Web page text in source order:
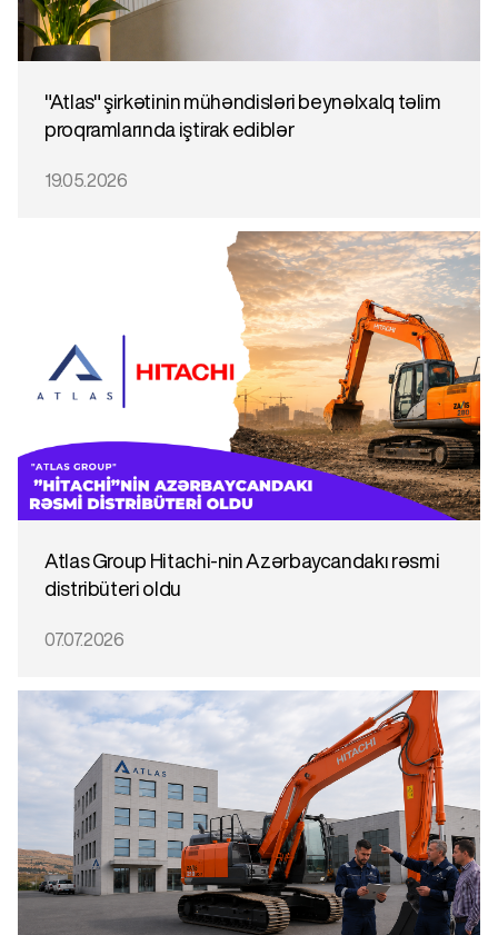
"Atlas" şirkətinin mühəndisləri beynəlxalq təlim
proqramlarında iştirak ediblər
19.05.2026
Atlas Group Hitachi-nin Azərbaycandakı rəsmi
distribüteri oldu
07.07.2026